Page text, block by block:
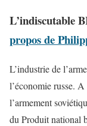
L’indiscutable
propos de
L’industrie de
l’économie russe.
l’armement
du Produit national